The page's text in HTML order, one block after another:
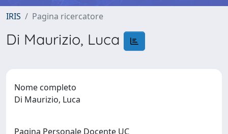
IRIS Pagina ricercatore
Di Maurizio, Luca
Nome completo
Di Maurizio, Luca
Pagina Personale Docente UC